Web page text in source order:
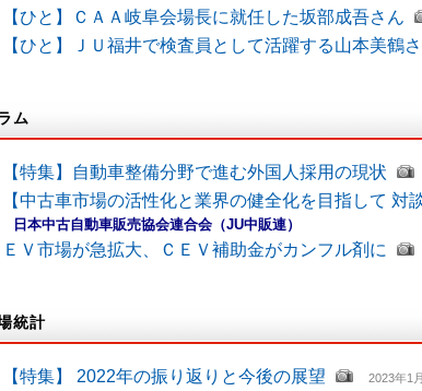
【ひと】ＣＡＡ岐阜会場長に就任した坂部成吾さん
【ひと】ＪＵ福井で検査員として活躍する山本美鶴
ム
【特集】自動車整備分野で進む外国人採用の現状
【中古車市場の活性化と業界の健全化を目指して
日本中古自動車販売協会連合会（JU中販連）
ＥＶ市場が急拡大、ＣＥＶ補助金がカンフル剤に
統計
【特集】 2022年の振り返りと今後の展望 2023年1